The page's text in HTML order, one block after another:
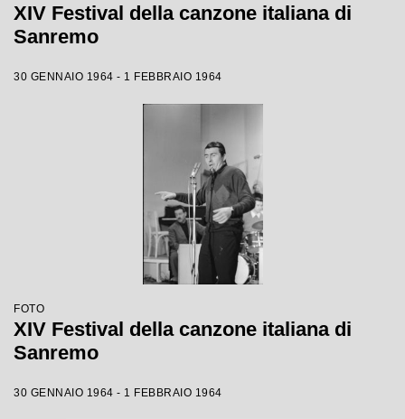
XIV Festival della canzone italiana di
Sanremo
30 GENNAIO 1964 - 1 FEBBRAIO 1964
FOTO
XIV Festival della canzone italiana di
Sanremo
30 GENNAIO 1964 - 1 FEBBRAIO 1964